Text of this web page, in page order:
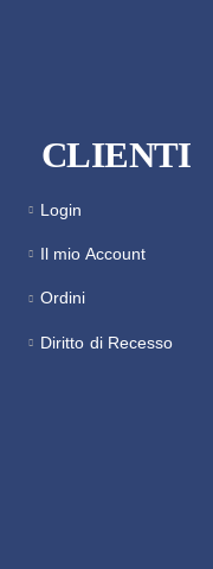
CLIENTI
Login
Il mio Account
Ordini
Diritto di Recesso